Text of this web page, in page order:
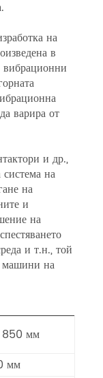
на
в
варира от
и др.,
на
на
и
на
и т.н., той
машини на
мм
мм